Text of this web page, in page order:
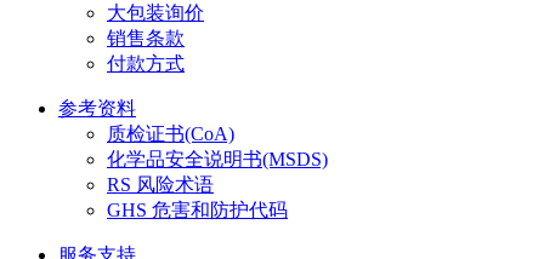
大包装询价
销售条款
付款方式
参考资料
质检证书(CoA)
化学品安全说明书(MSDS)
RS 风险术语
GHS 危害和防护代码